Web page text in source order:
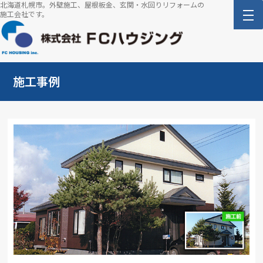
北海道札幌市。外壁施工、屋根板金、玄関・水回りリフォームの
施工会社です。
施工事例